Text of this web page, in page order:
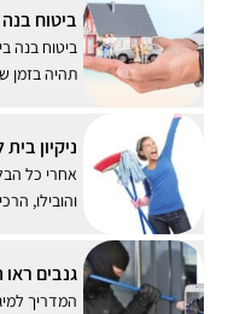
ביטוח
ביטוח בנה
תהיה בזמן
ניקיון
אחרי כל
והובילו,
גנבים
המדריך